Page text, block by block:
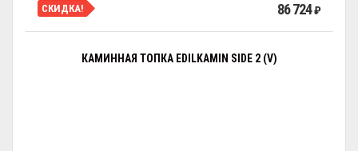
СКИДКА! 86 724₽
КАМИННАЯ ТОПКА EDILKAMIN SIDE 2 (V)